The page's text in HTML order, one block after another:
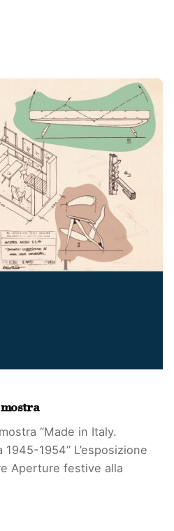
“Made in Italy.
1954” L’esposizione
Aperture festive alla